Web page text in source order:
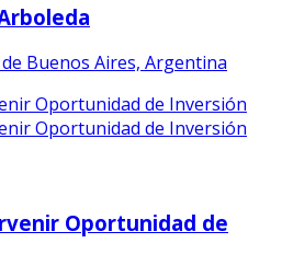
Buenos Aires, Argentina
Oportunidad de